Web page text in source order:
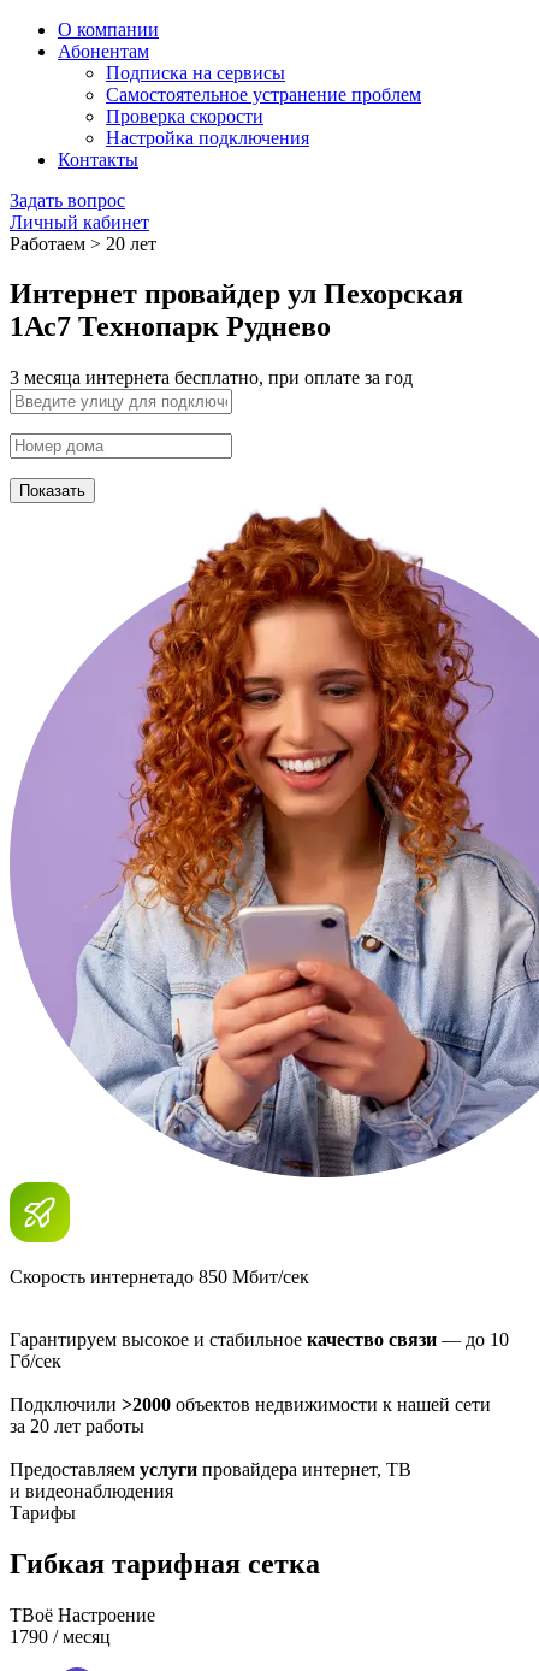
О компании
Абонентам
Подписка на сервисы
Самостоятельное устранение проблем
Проверка скорости
Настройка подключения
Контакты
Задать вопрос
Личный кабинет
Работаем > 20 лет
Интернет провайдер ул Пехорская
1Ас7 Технопарк Руднево
3 месяца интернета бесплатно, при оплате за год
Показать
Скорость интернетадо 850 Мбит/сек
Гарантируем высокое и стабильное качество связи — до 10
Гб/сек
Подключили >2000 объектов недвижимости к нашей сети
за 20 лет работы
Предоставляем услуги провайдера интернет, ТВ
и видеонаблюдения
Тарифы
Гибкая тарифная сетка
ТВоё Настроение
1790 / месяц